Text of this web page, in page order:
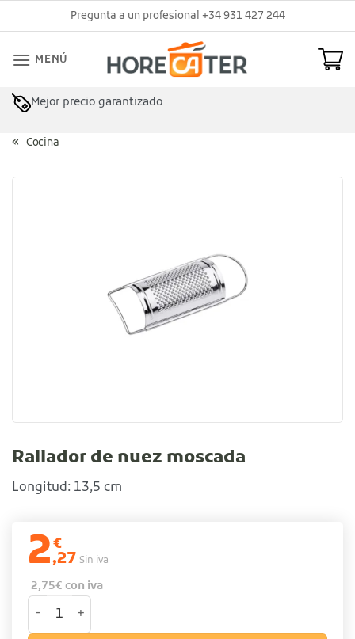
al
Pregunta a un profesional +34 931 427 244
MENÚ
Mejor precio garantizado
Cocina
Rallador de nuez moscada
Longitud: 13,5 cm
2€
,27 Sin iva
2,75€ con iva
Rallador de nuez moscada cantidad